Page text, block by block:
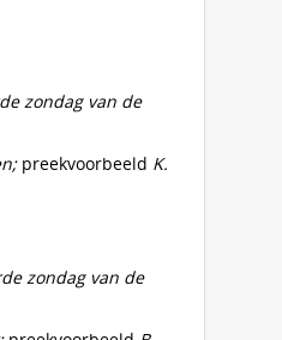
zondag van de
preekvoorbeeld K.
zondag van de